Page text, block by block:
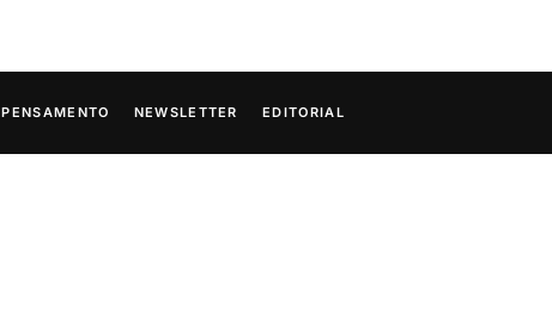
PENSAMENTO NEWSLETTER EDITORIAL